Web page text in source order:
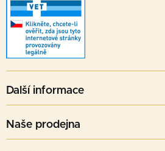
Další informace
Naše prodejna